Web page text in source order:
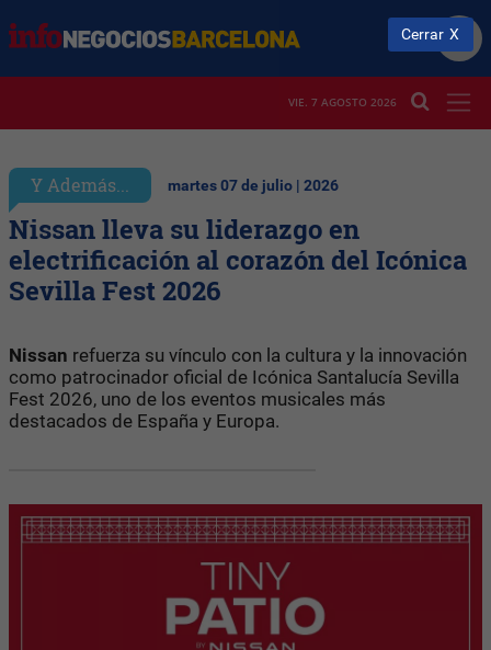
VIE. 7 AGOSTO 2026
Y Además... martes 07 de julio | 2026
Nissan lleva su liderazgo en
electrificación al corazón del Icónica
Sevilla Fest 2026
Nissan refuerza su vínculo con la cultura y la innovación
como patrocinador oficial de Icónica Santalucía Sevilla
Fest 2026, uno de los eventos musicales más
destacados de España y Europa.
Cerrar